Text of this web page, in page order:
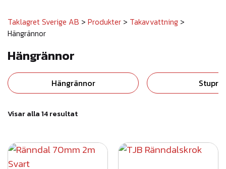
c
t
s
s
e
r
c
h
Taklagret Sverige AB > Produkter > Takavvattning >
Hängrännor
Hängrännor
Hängrännor Stuprör
Visar alla 14 resultatS
t
e